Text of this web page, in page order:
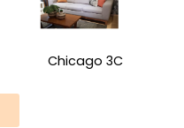
Chicago 3C